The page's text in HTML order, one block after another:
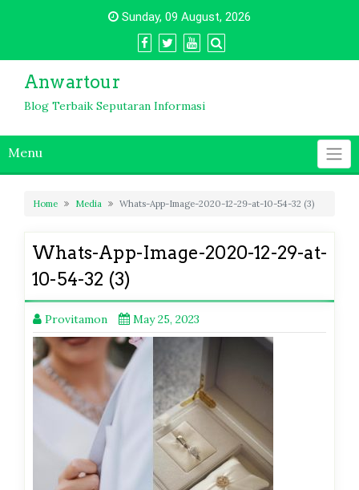
Sunday, 09 August, 2026
Anwartour
Blog Terbaik Seputaran Informasi
Menu
Home Media Whats-App-Image-2020-12-29-at-10-54-32 (3)
Whats-App-Image-2020-12-29-at-
10-54-32 (3)
Provitamon May 25, 2023